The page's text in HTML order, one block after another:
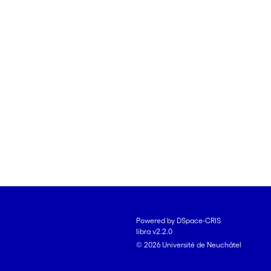
Powered by DSpace-CRIS
libra v2.2.0
© 2026 Université de Neuchâtel